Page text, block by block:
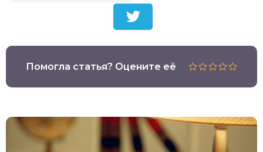
Помогла статья? Оцените её